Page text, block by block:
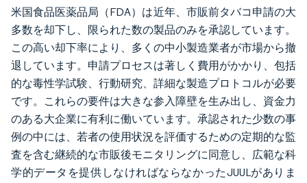
米国食品医薬品局（FDA）は近年、市販前タバコ申請の大
多数を却下し、限られた数の製品のみを承認しています。
この高い却下率により、多くの中小製造業者が市場から撤
退しています。申請プロセスは著しく費用がかかり、包括
的な毒性学試験、行動研究、詳細な製造プロトコルが必要
です。これらの要件は大きな参入障壁を生み出し、資金力
のある大企業に有利に働いています。承認された少数の事
例の中には、若者の使用状況を評価するための定期的な監
査を含む継続的な市販後モニタリングに同意し、広範な科
学的データを提供しなければならなかったJUULがありま